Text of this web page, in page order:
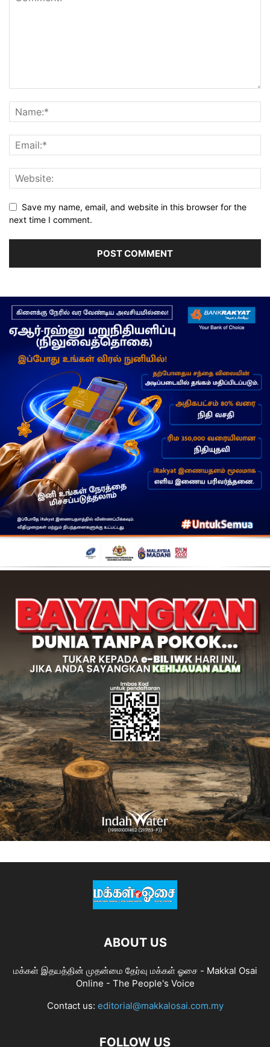
Save my name, email, and website in this browser for the
next time I comment.
ABOUT US
மக்கள் இதயத்தின் முதன்மை தேர்வு மக்கள் ஓசை - Makkal Osai
Online - The People's Voice
Contact us: editorial@makkalosai.com.my
FOLLOW US